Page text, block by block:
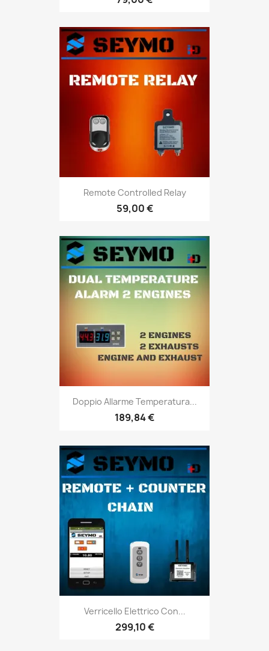
Remote Controlled Relay
59,00 €
Doppio Allarme Temperatura...
189,84 €
Verricello Elettrico Con...
299,10 €